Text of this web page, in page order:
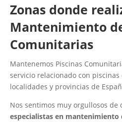
Zonas donde
Mantenimiento
Comunitarias
Mantenemos Piscinas
servicio relacionado con piscinas
localidades y provincias de
Nos sentimos muy orgullosos de
especialistas en mantenimiento